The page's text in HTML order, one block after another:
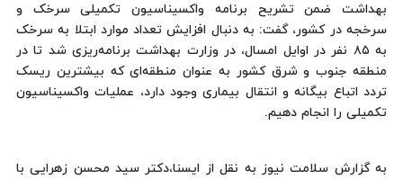
بهداشت ضمن تشریح برنامه واکسیناسیون تکمیلی سرخک و
سرخجه در کشور، گفت: به دنبال افزایش تعداد موارد ابتلا به سرخک
به ۸۵ نفر در اوایل امسال، در وزارت بهداشت برنامه‌ریزی شد تا در
منطقه جنوب و شرق کشور به عنوان منطقه‌ای که بیشترین ریسک
تردد اتباع بیگانه و انتقال بیماری وجود دارد، عملیات واکسیناسیون
تکمیلی را انجام دهیم.
به گزارش سلامت نیوز به نقل از ایسنا،دکتر سید محسن زهرایی با